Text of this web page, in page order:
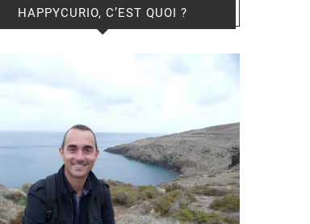
HAPPYCURIO, C’EST QUOI ?